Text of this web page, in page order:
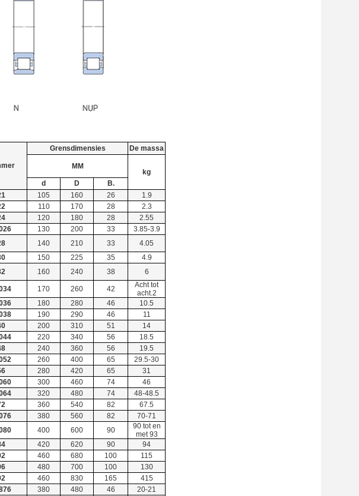
Grensdimensies De massa
MM
kg
d D
B.
105 160 26
1.9
110 170 28
2.3
120 180 28
2.55
130 200 33
3.85-3.9
140 210 33
4.05
150 225 35
4.9
160 240 38 6
170 260 42
Acht tot
acht.2
180 280 46
10.5
190 290 46
11
200 310 51
14
220 340 56
18.5
240 360 56
19.5
260 400 65
29.5-30
280 420 65
31
300 460 74
46
320 480 74
48-48.5
360 540 82
67.5
380 560 82
70-71
400 600 90
90 tot en
met 93
420 620 90
94
460 680 100
115
480 700 100
130
460 830 165
415
380 480 46
20-21